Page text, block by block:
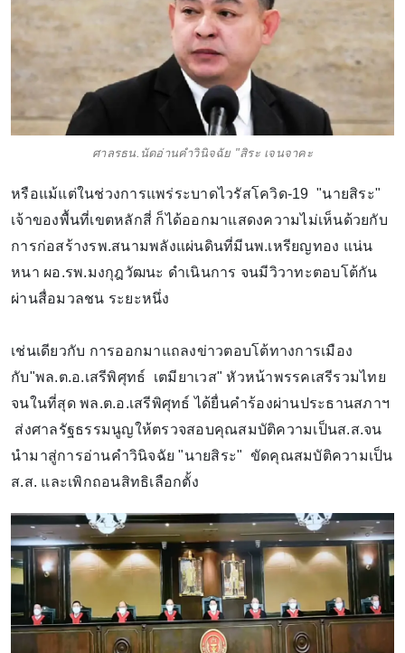
ศาลรธน.นัดอ่านคำวินิจฉัย "สิระ เจนจาคะ
หรือแม้แต่ในช่วงการแพร่ระบาดไวรัสโควิด-19 "นายสิระ"
เจ้าของพื้นที่เขตหลักสี่ ก็ได้ออกมาแสดงความไม่เห็นด้วยกับ
การก่อสร้างรพ.สนามพลังแผ่นดินที่มีนพ.เหรียญทอง แน่น
หนา ผอ.รพ.มงกุฎวัฒนะ ดำเนินการ จนมีวิวาทะตอบโต้กัน
ผ่านสื่อมวลชน ระยะหนึ่ง
เช่นเดียวกับ การออกมาแถลงข่าวตอบโต้ทางการเมือง
กับ"พล.ต.อ.เสรีพิศุทธ์ เตมียาเวส" หัวหน้าพรรคเสรีรวมไทย
จนในที่สุด พล.ต.อ.เสรีพิศุทธ์ ได้ยื่นคำร้องผ่านประธานสภาฯ
ส่งศาลรัฐธรรมนูญให้ตรวจสอบคุณสมบัติความเป็นส.ส.จน
นำมาสู่การอ่านคำวินิจฉัย "นายสิระ" ขัดคุณสมบัติความเป็น
ส.ส. และเพิกถอนสิทธิเลือกตั้ง